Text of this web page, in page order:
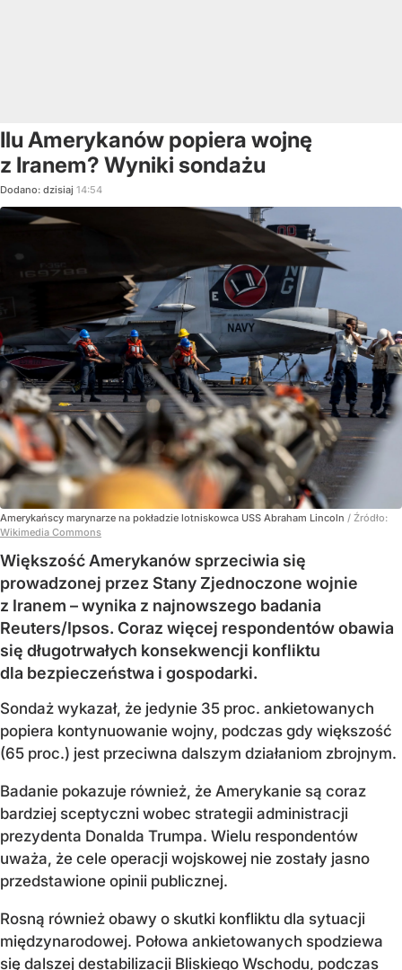
Ilu Amerykanów popiera wojnę
z Iranem? Wyniki sondażu
Dodano: dzisiaj 14:54
Amerykańscy marynarze na pokładzie lotniskowca USS Abraham Lincoln / Źródło:
Wikimedia Commons
Większość Amerykanów sprzeciwia się
prowadzonej przez Stany Zjednoczone wojnie
z Iranem – wynika z najnowszego badania
Reuters/Ipsos. Coraz więcej respondentów obawia
się długotrwałych konsekwencji konfliktu
dla bezpieczeństwa i gospodarki.
Sondaż wykazał, że jedynie 35 proc. ankietowanych
popiera kontynuowanie wojny, podczas gdy większość
(65 proc.) jest przeciwna dalszym działaniom zbrojnym.
Badanie pokazuje również, że Amerykanie są coraz
bardziej sceptyczni wobec strategii administracji
prezydenta Donalda Trumpa. Wielu respondentów
uważa, że cele operacji wojskowej nie zostały jasno
przedstawione opinii publicznej.
Rosną również obawy o skutki konfliktu dla sytuacji
międzynarodowej. Połowa ankietowanych spodziewa
się dalszej destabilizacji Bliskiego Wschodu, podczas